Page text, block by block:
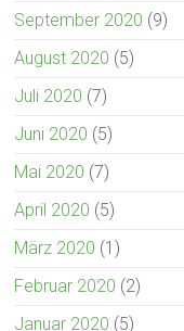
September 2020 (9)
August 2020 (5)
Juli 2020 (7)
Juni 2020 (5)
Mai 2020 (7)
April 2020 (5)
März 2020 (1)
Februar 2020 (2)
Januar 2020 (5)